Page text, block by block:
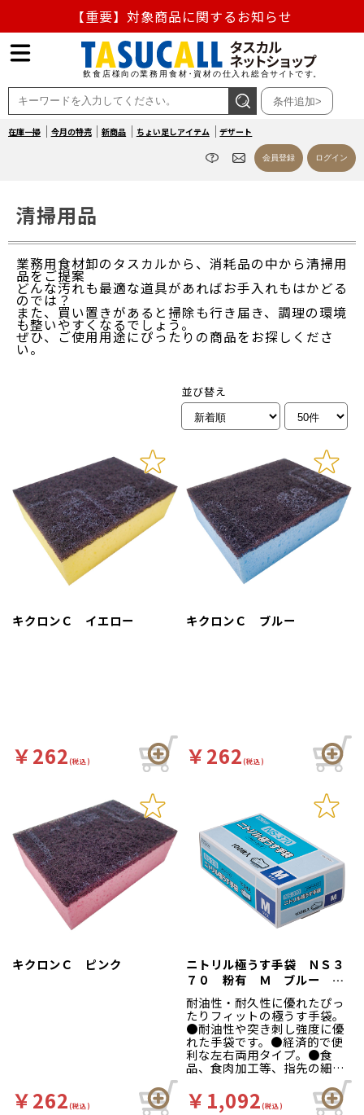
【重要】熊本地震の影響による商品出荷停止のお知らせ
熊本県熊本地方を震源とする地震の影響によるお荷物のお
届け遅延について
お盆の営業について
【重要】対象商品に関するお知らせ
条件追加>
在庫一掃 今月の特売 新商品 ちょい足しアイテム デザート
会員登録 ログイン
清掃用品
業務用食材卸のタスカルから、消耗品の中から清掃用
品をご提案
どんな汚れも最適な道具があればお手入れもはかどる
のでは？
また、買い置きがあると掃除も行き届き、調理の環境
も整いやすくなるでしょう。
ぜひ、ご使用用途にぴったりの商品をお探しくださ
い。
並び替え
キクロンＣ イエロー
￥262(税込)
キクロンＣ ブルー
￥262(税込)
キクロンＣ ピンク
￥262(税込)
ニトリル極うす手袋 ＮＳ３
７０ 粉有 Ｍ ブルー １
００枚入
耐油性・耐久性に優れたぴっ
たりフィットの極うす手袋。
●耐油性や突き刺し強度に優
れた手袋です。●経済的で便
利な左右両用タイプ。●食
品、食肉加工等、指先の細か
い作業に。●食品衛生法適
合。
￥1,092(税込)